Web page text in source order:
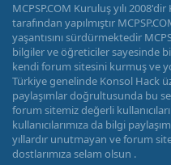
MCPSP.COM Kuruluş yılı
tarafından yapılmıştır
yaşantısını sürdürmektedir
bilgiler ve öğreticiler sayesinde
kendi forum sitesini kurmuş ve
Türkiye genelinde Konsol Hack
paylaşımlar doğrultusunda bu
forum sitemiz değerli
kullanıcılarımıza da bilgi
yıllardır unutmayan ve forum
dostlarımıza selam olsun .